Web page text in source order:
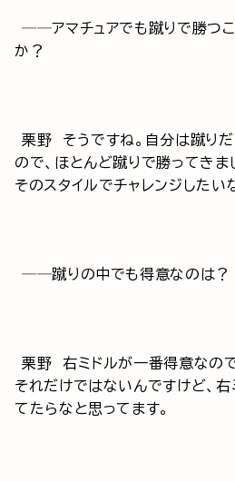
──アマチュアでも蹴りで勝つ
か？
栗野 そうですね。自分は蹴りだ
ので、ほとんど蹴りで勝ってきま
そのスタイルでチャレンジしたい
──蹴りの中でも得意なのは？
栗野 右ミドルが一番得意なの
それだけではないんですけど、
てたらなと思ってます。